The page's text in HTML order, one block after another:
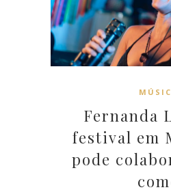
Fernanda
festival em
pode